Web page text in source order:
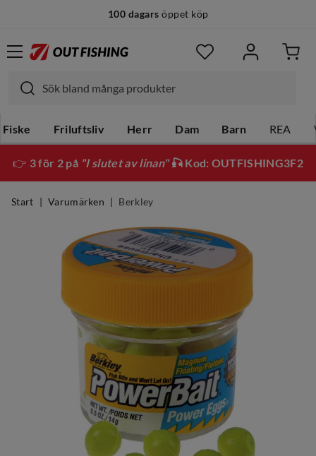
100 dagars öppet köp
Fiske Friluftsliv Herr Dam Barn REA
👉 3 för 2 på "I slutet av linan"🎣 Kod: OUTFISHING3F2
Start Varumärken Berkley